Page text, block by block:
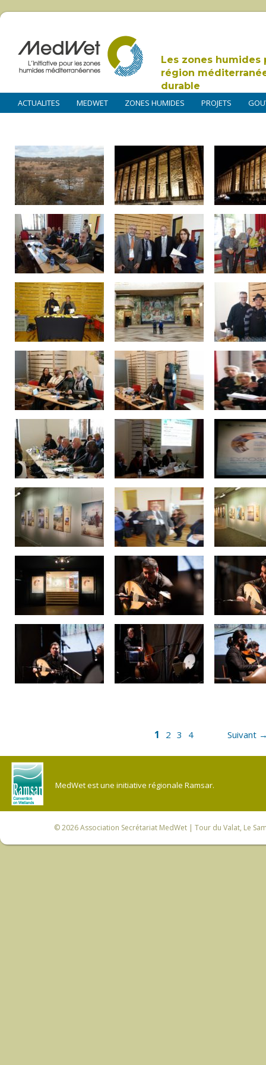
Les zones humides
région
durable
ACTUALITES MEDWET ZONES HUMIDES PROJETS
1 2 3 4 Suivant
MedWet est une initiative régionale Ramsar.
© 2026Association Secrétariat MedWet | Tour du Valat, Le